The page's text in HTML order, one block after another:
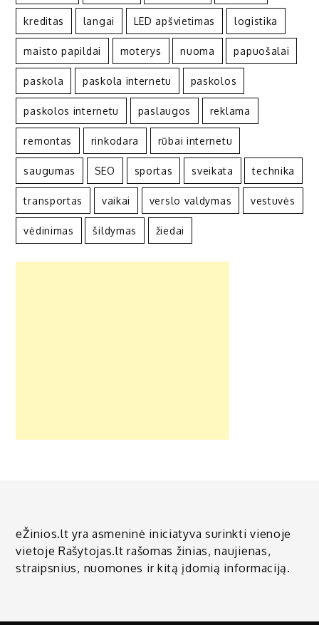
kreditas langai LED apšvietimas logistika
maisto papildai moterys nuoma papuošalai
paskola paskola internetu paskolos
paskolos internetu paslaugos reklama
remontas rinkodara rūbai internetu
saugumas SEO sportas sveikata technika
transportas vaikai verslo valdymas vestuvės
vėdinimas šildymas žiedai
eŽinios.lt yra asmeninė iniciatyva surinkti vienoje
vietoje Rašytojas.lt rašomas žinias, naujienas,
straipsnius, nuomones ir kitą įdomią informaciją.